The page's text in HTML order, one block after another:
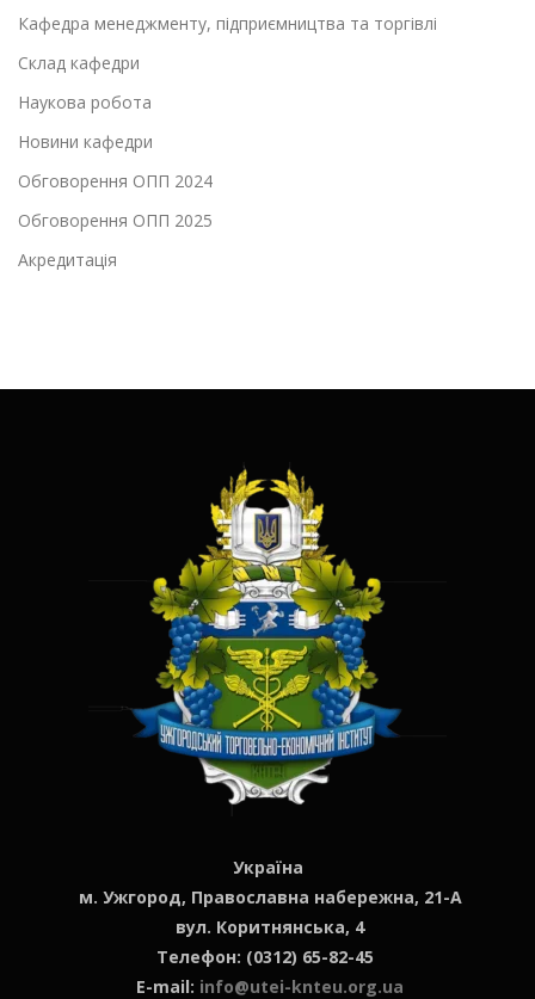
Кафедра менеджменту, підприємництва та торгівлі
Склад кафедри
Наукова робота
Новини кафедри
Обговорення ОПП 2024
Обговорення ОПП 2025
Акредитація
Україна
м. Ужгород, Православна набережна, 21-А
вул. Коритнянська, 4
Телефон: (0312) 65-82-45
E-mail: info@utei-knteu.org.ua